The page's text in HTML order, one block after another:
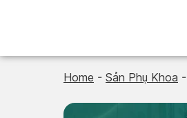
Home - Sản Phụ Khoa -